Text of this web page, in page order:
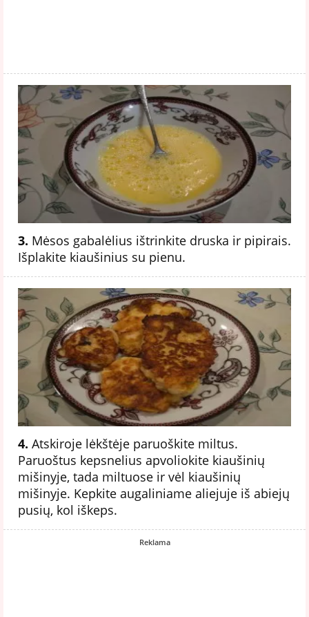
3. Mėsos gabalėlius ištrinkite druska ir pipirais.
Išplakite kiaušinius su pienu.
4. Atskiroje lėkštėje paruoškite miltus.
Paruoštus kepsnelius apvoliokite kiaušinių
mišinyje, tada miltuose ir vėl kiaušinių
mišinyje. Kepkite augaliniame aliejuje iš abiejų
pusių, kol iškeps.
Reklama